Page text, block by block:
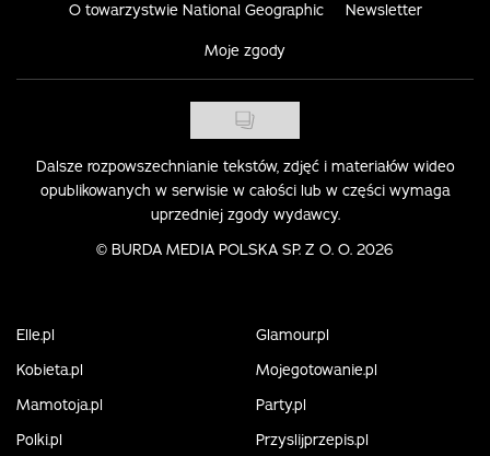
O towarzystwie National Geographic Newsletter
Moje zgody
Dalsze rozpowszechnianie tekstów, zdjęć i materiałów wideo
opublikowanych w serwisie w całości lub w części wymaga
uprzedniej zgody wydawcy.
© BURDA MEDIA POLSKA SP. Z O. O. 2026
Elle.pl
Glamour.pl
Kobieta.pl
Mojegotowanie.pl
Mamotoja.pl
Party.pl
Polki.pl
Przyslijprzepis.pl